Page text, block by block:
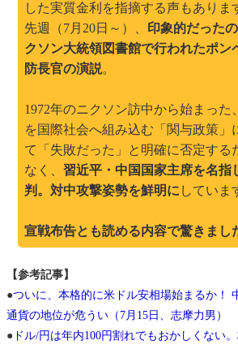
した実質金利を指摘する声もありま
先週（7月20日～）、 印象的だった
クソン大統領図書館で行われたポン
防長官の演説。
1972年のニクソン訪中から始まった
を国際社会へ組み込む「関与政策」
て「失敗だった」と明確に否定する
なく、 習近平・中国国家主席を名指
判。対中攻撃姿勢を鮮明に していま
宣戦布告とも読める内容で驚きまし
【参考記事】
●ついに、本格的に米ドル安相場始まるか！
通貨の地位が危うい（7月15日、志摩力男）
● ドル/円は年内100円割れでもおかしくない